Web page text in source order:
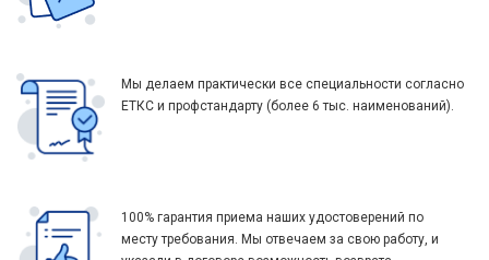
Мы делаем практически все специальности согласно
ЕТКС и профстандарту (более 6 тыс. наименований).
100% гарантия приема наших удостоверений по
месту требования. Мы отвечаем за свою работу, и